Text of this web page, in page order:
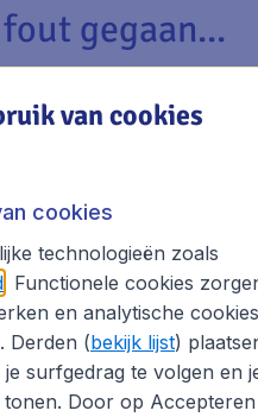
gegaan...
van cookies
cookies
technologieën zoals
. Functionele cookies
en analytische cookies
Derden (bekijk lijst)
surfgedrag te volgen en
Door op